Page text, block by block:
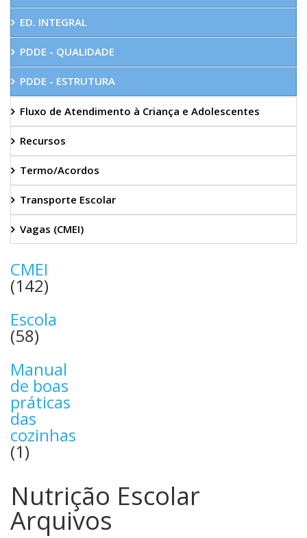
ED. INTEGRAL
PDDE - QUALIDADE
PDDE - ESTRUTURA
Fluxo de Atendimento à Criança e Adolescentes
Recursos
Termo/Acordos
Transporte Escolar
Vagas (CMEI)
CMEI
(142)
Escola
(58)
Manual
de boas
práticas
das
cozinhas
(1)
Nutrição Escolar
Arquivos